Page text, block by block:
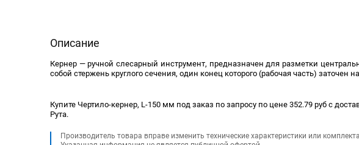
Описание
Кернер — ручной слесарный инструмент, предназначен для разметки
собой стержень круглого сечения, один конец которого (рабочая часть) заточен
Купите Чертило-кернер, L-150 мм под заказ по запросу по цене 352.79 руб с
Рута.
Производитель товара вправе изменить технические характеристики или